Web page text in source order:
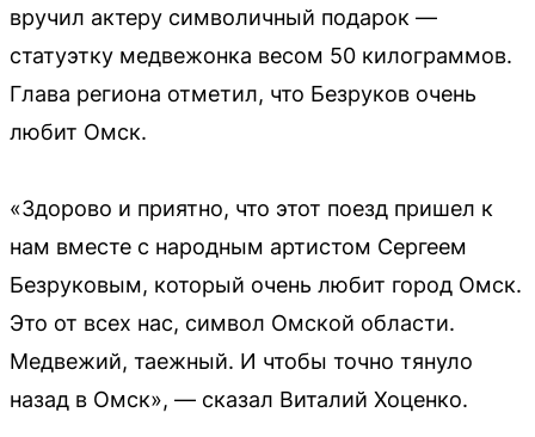
вручил актеру символичный подарок —
статуэтку медвежонка весом 50 килограммов.
Глава региона отметил, что Безруков очень
любит Омск.
«Здорово и приятно, что этот поезд пришел к
нам вместе с народным артистом Сергеем
Безруковым, который очень любит город Омск.
Это от всех нас, символ Омской области.
Медвежий, таежный. И чтобы точно тянуло
назад в Омск», — сказал Виталий Хоценко.